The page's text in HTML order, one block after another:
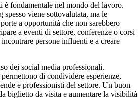
è fondamentale nel mondo del lavoro.
viene sottovalutata, ma le
a opportunità che non sarebbero
a eventi di settore, conferenze o corsi
persone influenti e a creare
dei social media professionali.
di condividere esperienze,
e professionisti del settore. Un buon
biglietto da visita e aumentare la visibilità